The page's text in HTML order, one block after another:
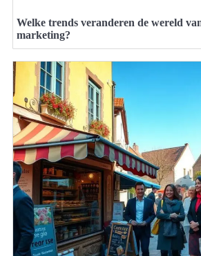
Welke trends veranderen de wereld
marketing?